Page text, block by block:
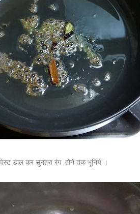
डाल कर सुनहरा रंग होने तक भूनिये ।